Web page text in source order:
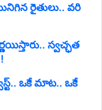
రైతులు.. వరి
స్వచ్ఛత
ఒకే మాట.. ఒకే